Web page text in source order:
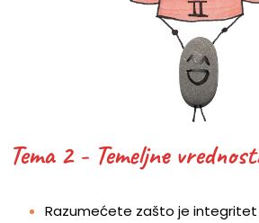
Tema 2 - Temeljne
Razumećete zašto je integritet